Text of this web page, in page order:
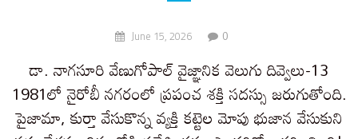
June 15, 2026 0
డా. నాగసూరి వేణుగోపాల్ వైజ్ఞానిక వెలుగు దివ్వెలు-13
1981లో నైరోబీ నగరంలో ప్రపంచ శక్తి సదస్సు జరుగుతోంది.
పైజామా, కుర్తా వేసుకొన్న వ్యక్తి కట్టెల మోపు భుజాన వేసుకుని